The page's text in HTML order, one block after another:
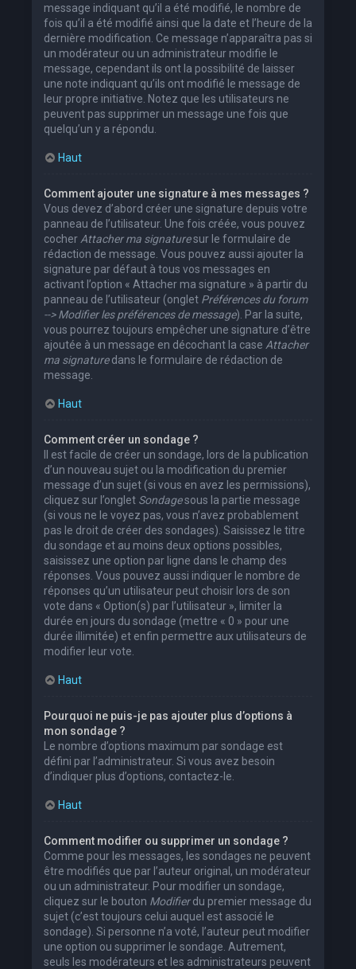
message indiquant qu’il a été modifié, le nombre de
fois qu’il a été modifié ainsi que la date et l’heure de la
dernière modification. Ce message n’apparaîtra pas si
un modérateur ou un administrateur modifie le
message, cependant ils ont la possibilité de laisser
une note indiquant qu’ils ont modifié le message de
leur propre initiative. Notez que les utilisateurs ne
peuvent pas supprimer un message une fois que
quelqu’un y a répondu.
Haut
Comment ajouter une signature à mes messages ?
Vous devez d’abord créer une signature depuis votre
panneau de l’utilisateur. Une fois créée, vous pouvez
cocher Attacher ma signaturesur le formulaire de
rédaction de message. Vous pouvez aussi ajouter la
signature par défaut à tous vos messages en
activant l’option « Attacher ma signature » à partir du
panneau de l’utilisateur (onglet Préférences du forum
--> Modifier les préférences de message). Par la suite,
vous pourrez toujours empêcher une signature d’être
ajoutée à un message en décochant la case Attacher
ma signaturedans le formulaire de rédaction de
message.
Haut
Comment créer un sondage ?
Il est facile de créer un sondage, lors de la publication
d’un nouveau sujet ou la modification du premier
message d’un sujet (si vous en avez les permissions),
cliquez sur l’onglet Sondagesous la partie message
(si vous ne le voyez pas, vous n’avez probablement
pas le droit de créer des sondages). Saisissez le titre
du sondage et au moins deux options possibles,
saisissez une option par ligne dans le champ des
réponses. Vous pouvez aussi indiquer le nombre de
réponses qu’un utilisateur peut choisir lors de son
vote dans « Option(s) par l’utilisateur », limiter la
durée en jours du sondage (mettre « 0 » pour une
durée illimitée) et enfin permettre aux utilisateurs de
modifier leur vote.
Haut
Pourquoi ne puis-je pas ajouter plus d’options à
mon sondage ?
Le nombre d’options maximum par sondage est
défini par l’administrateur. Si vous avez besoin
d’indiquer plus d’options, contactez-le.
Haut
Comment modifier ou supprimer un sondage ?
Comme pour les messages, les sondages ne peuvent
être modifiés que par l’auteur original, un modérateur
ou un administrateur. Pour modifier un sondage,
cliquez sur le bouton Modifierdu premier message du
sujet (c’est toujours celui auquel est associé le
sondage). Si personne n’a voté, l’auteur peut modifier
une option ou supprimer le sondage. Autrement,
seuls les modérateurs et les administrateurs peuvent